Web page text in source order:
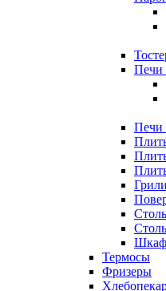
Печи
Печи
Термосы
Фризеры